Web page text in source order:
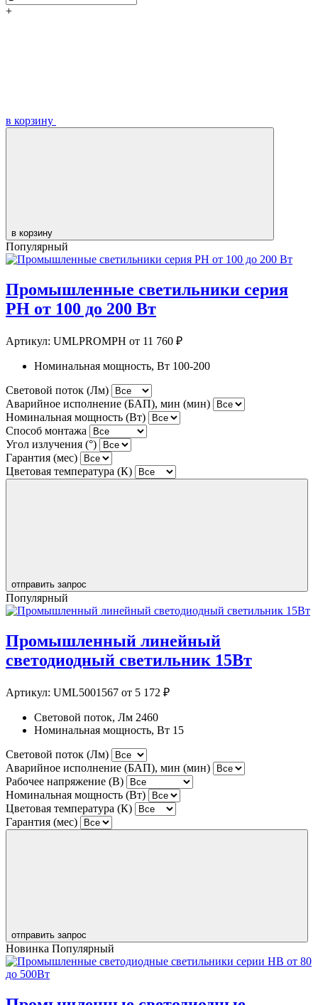
+
в корзину
в корзину
Популярный
Промышленные светильники серия
PH от 100 до 200 Вт
Артикул: UMLPROMPH от 11 760 ₽
Номинальная мощность, Вт 100-200
Световой поток (Лм)
Аварийное исполнение (БАП), мин (мин)
Номинальная мощность (Вт)
Способ монтажа
Угол излучения (°)
Гарантия (мес)
Цветовая температура (К)
отправить запрос
Популярный
Промышленный линейный
светодиодный светильник 15Вт
Артикул: UML5001567 от 5 172 ₽
Световой поток, Лм 2460
Номинальная мощность, Вт 15
Световой поток (Лм)
Аварийное исполнение (БАП), мин (мин)
Рабочее напряжение (В)
Номинальная мощность (Вт)
Цветовая температура (К)
Гарантия (мес)
отправить запрос
Новинка Популярный